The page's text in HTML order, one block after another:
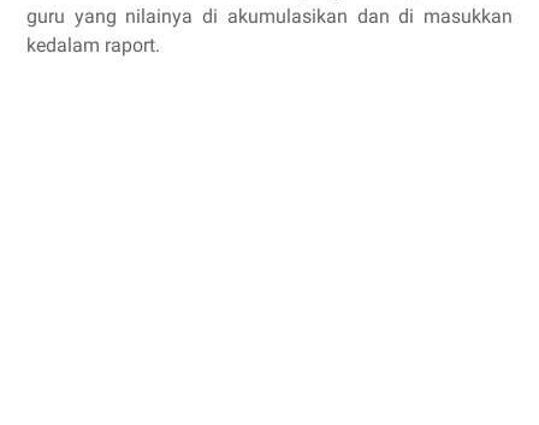
guru yang nilainya di akumulasikan dan di masukkan
kedalam raport.